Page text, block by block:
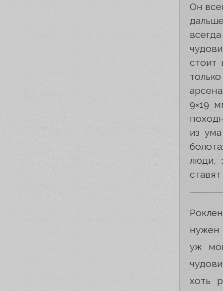
Он
стоит
9×19
из
люди,
нужен
уж
хоть